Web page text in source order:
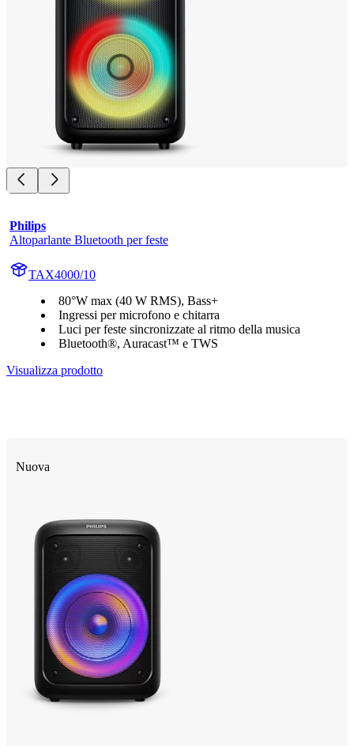
Philips
Altoparlante Bluetooth per feste
TAX4000/10
80°W max (40 W RMS), Bass+
Ingressi per microfono e chitarra
Luci per feste sincronizzate al ritmo della musica
Bluetooth®, Auracast™ e TWS
Visualizza prodotto
Nuova